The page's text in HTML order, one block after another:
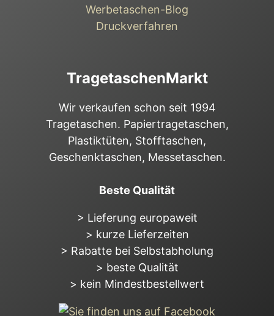
TragetaschenMarkt
Wir verkaufen schon seit 1994
Tragetaschen. Papiertragetaschen,
Plastiktüten, Stofftaschen,
Geschenktaschen, Messetaschen.
Beste Qualität
> Lieferung europaweit
> kurze Lieferzeiten
> Rabatte bei Selbstabholung
> beste Qualität
> kein Mindestbestellwert
Werbetaschen-Blog
Druckverfahren